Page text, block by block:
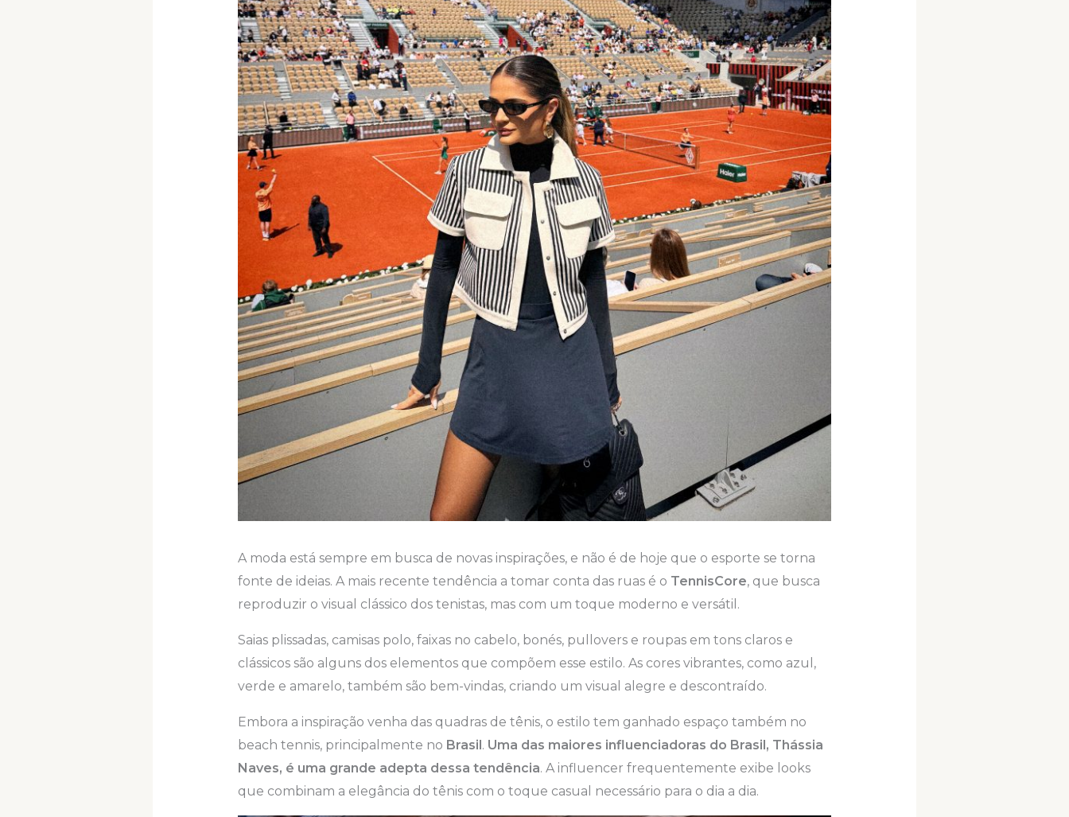
A moda está sempre em busca de novas inspirações, e não é de hoje que o esporte se torna
fonte de ideias. A mais recente tendência a tomar conta das ruas é o TennisCore, que busca
reproduzir o visual clássico dos tenistas, mas com um toque moderno e versátil.
Saias plissadas, camisas polo, faixas no cabelo, bonés, pullovers e roupas em tons claros e
clássicos são alguns dos elementos que compõem esse estilo. As cores vibrantes, como azul,
verde e amarelo, também são bem-vindas, criando um visual alegre e descontraído.
Embora a inspiração venha das quadras de tênis, o estilo tem ganhado espaço também no
beach tennis, principalmente no Brasil. Uma das maiores influenciadoras do Brasil, Thássia
Naves, é uma grande adepta dessa tendência. A influencer frequentemente exibe looks
que combinam a elegância do tênis com o toque casual necessário para o dia a dia.